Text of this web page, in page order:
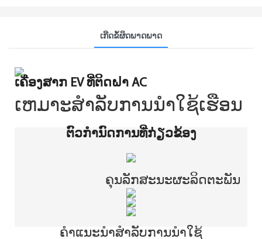
ເກີດຂໍ້ຜິດພາດພາດ
ເຄື່ອງສາກ EV ທີ່ຕິດຝາ AC
ເຫມາະສໍາລັບການນໍາໃຊ້ເຮືອນ
ຕົວກໍານົດການທີ່ກ່ຽວຂ້ອງ
ຄຸນ​ລັກ​ສະ​ນະ​ຜະ​ລິດ​ຕະ​ພັນ​
ຄໍາແນະນໍາສໍາລັບການນໍາໃຊ້